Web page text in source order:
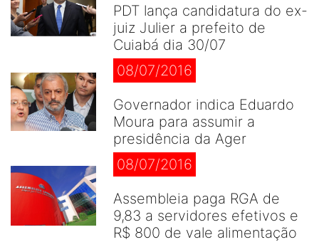
PDT lança candidatura do ex-
juiz Julier a prefeito de
Cuiabá dia 30/07
08/07/2016
Governador indica Eduardo
Moura para assumir a
presidência da Ager
08/07/2016
Assembleia paga RGA de
9,83 a servidores efetivos e
R$ 800 de vale alimentação